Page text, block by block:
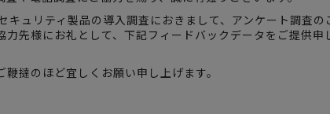
ュリティ製品の導入調査におきまして、アンケート調査
力先様にお礼として、下記フィードバックデータをご提供
鞭撻のほど宜しくお願い申し上げます。